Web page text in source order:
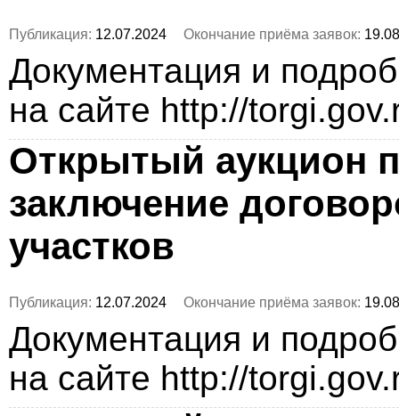
Публикация: 12.07.2024 Окончание приёма заявок:
Документация и
на сайте http://
Открытый аукцион
заключение
участков
Публикация: 12.07.2024 Окончание приёма заявок:
Документация и
на сайте http://